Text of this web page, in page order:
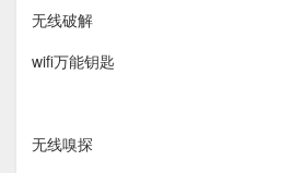
无线破解
wifi万能钥匙
无线嗅探